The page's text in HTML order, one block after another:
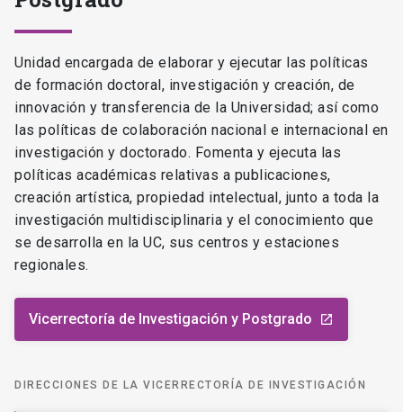
Unidad encargada de elaborar y ejecutar las políticas
de formación doctoral, investigación y creación, de
innovación y transferencia de la Universidad; así como
las políticas de colaboración nacional e internacional en
investigación y doctorado. Fomenta y ejecuta las
políticas académicas relativas a publicaciones,
creación artística, propiedad intelectual, junto a toda la
investigación multidisciplinaria y el conocimiento que
se desarrolla en la UC, sus centros y estaciones
regionales.
Vicerrectoría de Investigación y Postgrado launch
DIRECCIONES DE LA VICERRECTORÍA DE INVESTIGACIÓN